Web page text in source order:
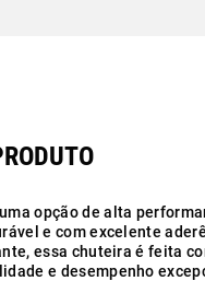
opção de alta
e com excelente
essa chuteira é feita
e desempenho